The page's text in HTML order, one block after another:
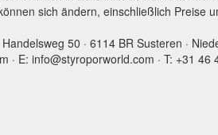
sich ändern, einschließlich Preise
50 · 6114 BR Susteren ·
· E: info@styroporworld.com · T: +31 46